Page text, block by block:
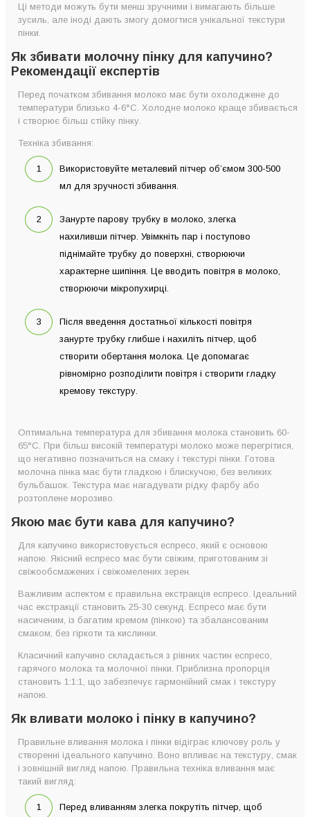
Ці методи можуть бути менш зручними і вимагають більше
зусиль, але іноді дають змогу домогтися унікальної текстури
пінки.
Як збивати молочну пінку для капучино?
Рекомендації експертів
Перед початком збивання молоко має бути охолоджене до
температури близько 4-6°C. Холодне молоко краще збивається
і створює більш стійку пінку.
Техніка збивання:
Використовуйте металевий пітчер об’ємом 300-500
мл для зручності збивання.
Занурте парову трубку в молоко, злегка
нахиливши пітчер. Увімкніть пар і поступово
піднімайте трубку до поверхні, створюючи
характерне шипіння. Це вводить повітря в молоко,
створюючи мікропухирці.
Після введення достатньої кількості повітря
занурте трубку глибше і нахиліть пітчер, щоб
створити обертання молока. Це допомагає
рівномірно розподілити повітря і створити гладку
кремову текстуру.
Оптимальна температура для збивання молока становить 60-
65°C. При більш високій температурі молоко може перегрітися,
що негативно позначиться на смаку і текстурі пінки. Готова
молочна пінка має бути гладкою і блискучою, без великих
бульбашок. Текстура має нагадувати рідку фарбу або
розтоплене морозиво.
Якою має бути кава для капучино?
Для капучино використовується еспресо, який є основою
напою. Якісний еспресо має бути свіжим, приготованим зі
свіжообсмажених і свіжомелених зерен.
Важливим аспектом є правильна екстракція еспресо. Ідеальний
час екстракції становить 25-30 секунд. Еспресо має бути
насиченим, із багатим кремом (пінкою) та збалансованим
смаком, без гіркоти та кислинки.
Класичний капучино складається з рівних частин еспресо,
гарячого молока та молочної пінки. Приблизна пропорція
становить 1:1:1, що забезпечує гармонійний смак і текстуру
напою.
Як вливати молоко і пінку в капучино?
Правильне вливання молока і пінки відіграє ключову роль у
створенні ідеального капучино. Воно впливає на текстуру, смак
і зовнішній вигляд напою. Правильна техніка вливання має
такий вигляд:
Перед вливанням злегка покрутіть пітчер, щоб